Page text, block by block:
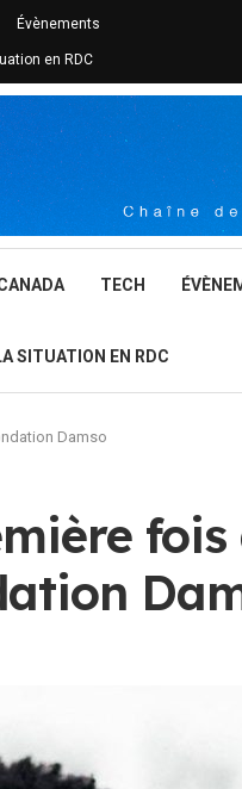
Évènements
en RDC
TECH
SITUATION EN RDC
Damso
fois